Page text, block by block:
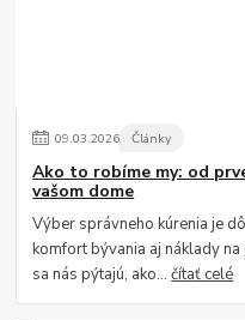
09.03.2026 Články
Ako to robíme my: od
vašom dome
Výber správneho kúrenia je
komfort bývania aj náklady
sa nás pýtajú, ako...čítať celé